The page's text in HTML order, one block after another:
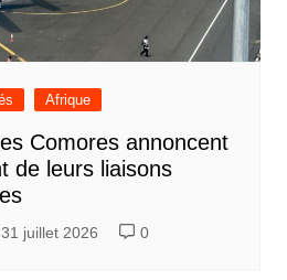
Afrique
Comores annoncent
de leurs liaisons
31 juillet 2026 0